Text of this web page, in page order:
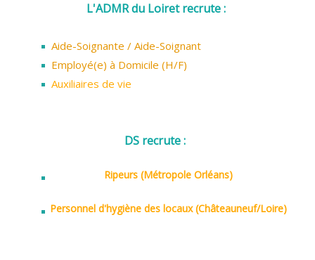
L'ADMR du Loiret recrute :
Aide-Soignante / Aide-Soignant
Employé(e) à Domicile (H/F)
Auxiliaires de vie
DS recrute :
Ripeurs (Métropole Orléans)
Personnel d'hygiène des locaux (Châteauneuf/Loire)